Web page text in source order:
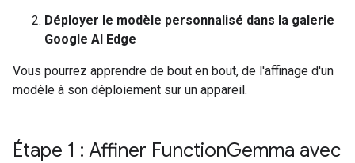
Déployer le modèle personnalisé dans la galerie
Google AI Edge
Vous pourrez apprendre de bout en bout, de l'affinage d'un
modèle à son déploiement sur un appareil.
Étape 1 : Affiner FunctionGemma avec